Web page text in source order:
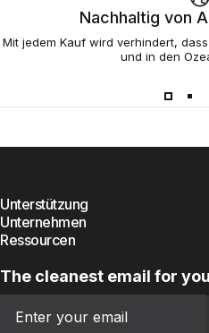
Nachhaltig von
Mit jedem Kauf wird verhindert,
und in den
Unterstützung
Unternehmen
Ressourcen
The cleanest email for